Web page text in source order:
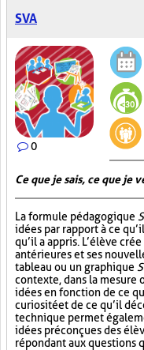
SVA
0
Ce que je sais, ce que je
La formule pédagogique
idées par rapport à ce
qu’il a appris. L’élève
antérieures et ses
tableau ou un graphique
contexte, dans la mesure
idées en fonction de ce
curiosité et de ce qu’il
technique permet
idées préconçues des
répondant aux questions